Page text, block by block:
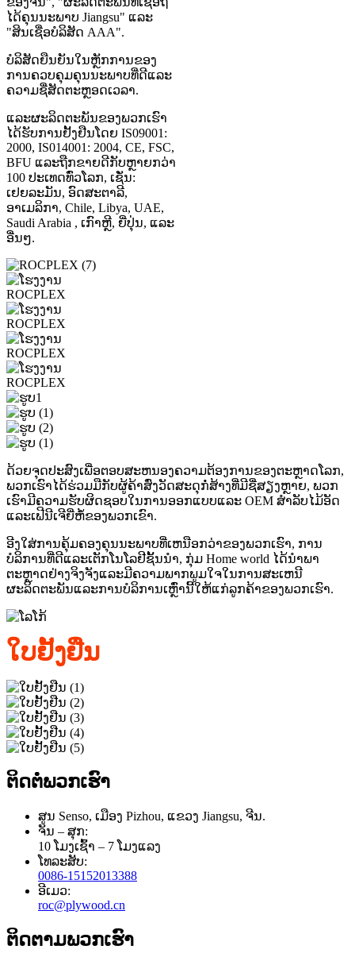
ໄດ້​ຄຸນ​ນະ​ພາບ Jiangsu​" ແລະ
"ສິນ​ເຊື່ອ​ບໍ​ລິ​ສັດ AAA​"​.
ບໍລິສັດຍືນຍັນໃນຫຼັກການຂອງ
ການຄວບຄຸມຄຸນນະພາບທີ່ດີແລະ
ຄວາມຊື່ສັດຕະຫຼອດເວລາ.
ແລະຜະລິດຕະພັນຂອງພວກເຮົາ
ໄດ້ຮັບການຢັ້ງຢືນໂດຍ IS09001:
2000, IS014001: 2004, CE, FSC,
BFU ແລະຖືກຂາຍດີກັບຫຼາຍກວ່າ
100 ປະເທດທົ່ວໂລກ, ເຊັ່ນ:
ເຢຍລະມັນ, ອົດສະຕາລີ,
ອາເມລິກາ, Chile, Libya, UAE,
Saudi Arabia , ເກົາຫຼີ, ຍີ່ປຸ່ນ, ແລະ
ອື່ນໆ.
ດ້ວຍຈຸດປະສົງເພື່ອຕອບສະຫນອງຄວາມຕ້ອງການຂອງຕະຫຼາດໂລກ,
ພວກເຮົາໄດ້ຮ່ວມມືກັບຜູ້ຄ້າສົ່ງວັດສະດຸກໍ່ສ້າງທີ່ມີຊື່ສຽງຫຼາຍ, ພວກ
ເຮົາມີຄວາມຮັບຜິດຊອບໃນການອອກແບບແລະ OEM ສໍາລັບໄມ້ອັດ
ແລະເຟີນີເຈີຍີ່ຫໍ້ຂອງພວກເຂົາ.
ອີງໃສ່ການຄຸ້ມຄອງຄຸນນະພາບທີ່ເຫນືອກວ່າຂອງພວກເຮົາ, ການ
ບໍລິການທີ່ດີແລະເຕັກໂນໂລຢີຊັ້ນນໍາ, ກຸ່ມ Home world ໄດ້ນໍາພາ
ຕະຫຼາດຢ່າງຈິງຈັງແລະມີຄວາມພາກພູມໃຈໃນການສະເຫນີ
ຜະລິດຕະພັນແລະການບໍລິການເຫຼົ່ານີ້ໃຫ້ແກ່ລູກຄ້າຂອງພວກເຮົາ.
ໃບຢັ້ງຢືນ
ຕິດຕໍ່ພວກເຮົາ
ສູນ Senso, ເມືອງ Pizhou, ແຂວງ Jiangsu, ຈີນ.
ຈັນ – ສຸກ:
10 ໂມງເຊົ້າ – 7 ໂມງແລງ
ໂທລະສັບ:
0086-15152013388
ອີເມວ:
roc@plywood.cn
ຕິດຕາມພວກເຮົາ